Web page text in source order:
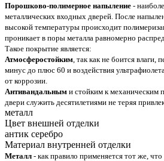
Порошково-полимерное напыление -
металлических входных дверей. После
высокой температуры происходит
проникает в поры металла равномерно
Такое покрытие является:
Атмосферостойким , так как не боится влаги,
минус до плюс 60 и воздействия
от коррозии.
Антивандальным и стойким к механическим
двери служить десятилетиями не теряя
металл
Цвет внешней отделки
антик серебро
Материал внутренней отделки
Металл - как правило применяется тот же,